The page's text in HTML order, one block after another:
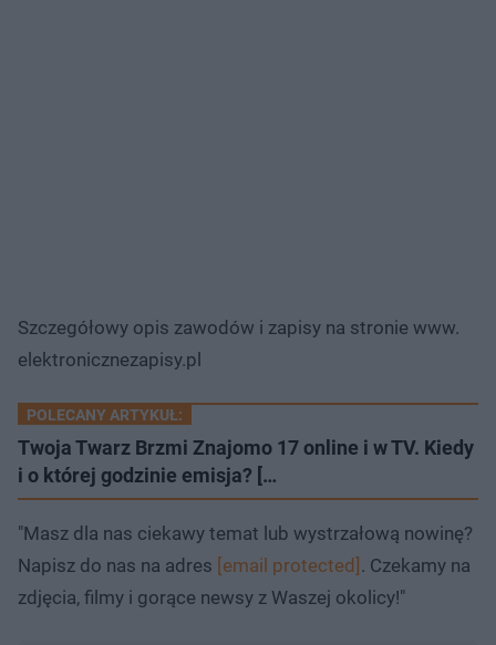
Szczegółowy opis zawodów i zapisy na stronie www.
elektronicznezapisy.pl
POLECANY ARTYKUŁ:
Twoja Twarz Brzmi Znajomo 17 online i w TV. Kiedy
i o której godzinie emisja? […
"Masz dla nas ciekawy temat lub wystrzałową nowinę?
Napisz do nas na adres [email protected] . Czekamy na
zdjęcia, filmy i gorące newsy z Waszej okolicy!"